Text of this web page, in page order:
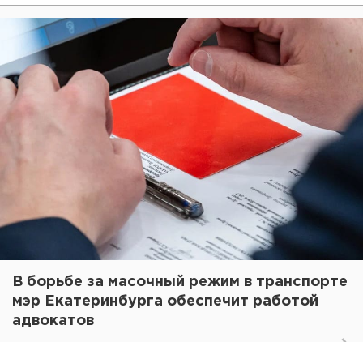
В борьбе за масочный режим в транспорте
мэр Екатеринбурга обеспечит работой
адвокатов